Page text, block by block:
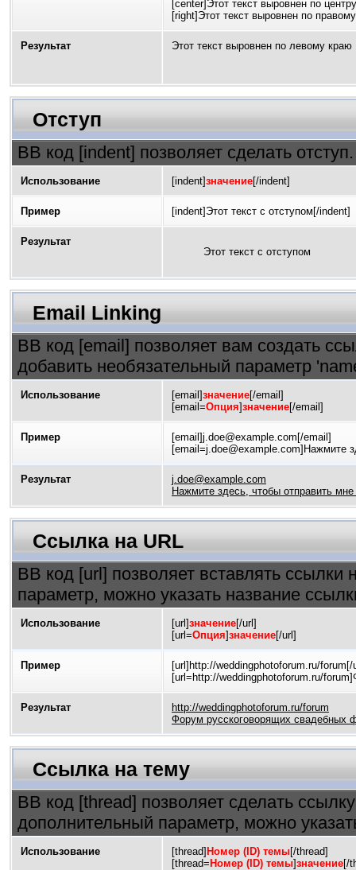
[center]Этот текст выровнен по
[right]Этот текст выровнен по
Результат Этот текст выровнен по левому краю
Отступ
BB код [indent] позволяет сделать отступ.
Использование [indent]значение[/indent]
Пример [indent]Этот текст с отступом[/indent]
Результат
Этот текст с отступом
Email Linking
BB код [email] позволяет вам создать
добавить необязательный параметр
Использование [email]значение[/email]
[email=Опция]значение[/email]
Пример
[email]j.doe@example.com[/email]
[email=j.doe@example.com]Нажмите
Результат
j.doe@example.com
Нажмите здесь, чтобы отправить
Ссылка на URL
BB код [url] позволяет вставлять
параметр, можно указать название
Использование [url]значение[/url]
[url=Опция]значение[/url]
Пример
[url]http://weddingphotoforum.ru/forum[/
[url=http://weddingphotoforum.ru/
Результат
http://weddingphotoforum.ru/forum
Форум русскоговорящих свадебных
Ссылка на тему
BB код [thread] позволяет сделать
дополнительный параметр, можно
Использование [thread] Номер (ID) темы[/thread]
[thread= Номер (ID) темы]значение[/